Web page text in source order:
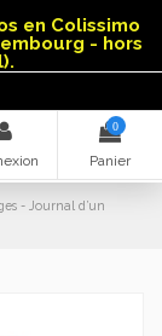
en Colissimo
- hors
0
Panier
- Journal d’un